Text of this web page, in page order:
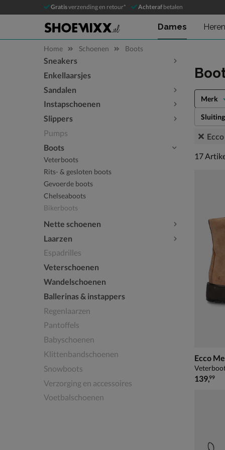
Gratisverzending en retour* Achteraf betalen
Dames Heren
Home Schoenen Boots
Sla categorieën over
Sneakers
Enkellaarsjes
Sandalen
Instapschoenen
Slippers
Pumps
Boots
Veterboots
Rits- & gesloten boots
Gevoerde boots
Chelseaboots
Bikerboots
Nette schoenen
Laarzen
Espadrilles
Veterschoenen
Wandelschoenen
Ballerinas & instappers
Regenlaarzen
Pantoffels
Babyschoenen
Klittenbandschoenen
Snowboots
Verzorging en accessoires
Voetbalschoenen
Merk
Sluiting
Ecco
17
17
Ecco
€ 139,99
139,99